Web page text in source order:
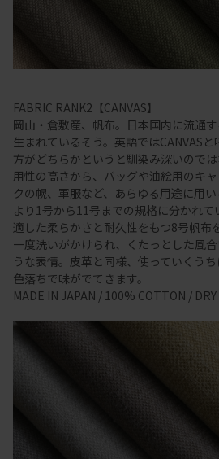
FABRIC RANK2【CANVAS】
岡山・倉敷産、帆布。日本国内に流通
生まれているそう。英語ではCANVAS
方がどちらかというと馴染み深いので
用性の高さから、バッグや油絵用のキ
クの幌、軍服など、あらゆる用途に用
より1号から11号までの規格に分かれて
適した柔らかさと耐久性をもつ8号帆布
一度洗いがかけられ、くたっとした風
うな表情。皮革と同様、使っていくう
色落ちで味がでてきます。
MADE IN JAPAN / 100% COTTON /